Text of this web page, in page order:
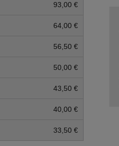
93,00 €
64,00 €
56,50 €
50,00 €
43,50 €
40,00 €
33,50 €